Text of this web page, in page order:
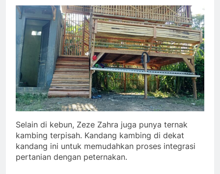
Selain di kebun, Zeze Zahra juga punya ternak
kambing terpisah. Kandang kambing di dekat
kandang ini untuk memudahkan proses integrasi
pertanian dengan peternakan.